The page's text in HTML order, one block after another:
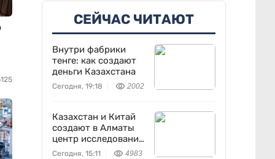
СЕЙЧАС ЧИТАЮТ
Внутри фабрики
тенге: как создают
деньги Казахстана
Сегодня, 19:18 2002
Казахстан и Китай
создают в Алматы
центр исследований
землетрясений
Сегодня, 15:11 4983